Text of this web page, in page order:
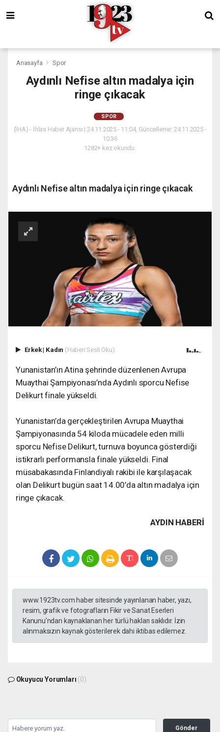
Anasayfa Spor
Aydınlı Nefise altın madalya için
ringe çıkacak
SPOR
(İHA) - İhlas Haber Ajansı | 24.11.2025 - 11:04, Güncelleme: 24.11.2025 -
10:36
1282+ kez okundu.
Aydınlı Nefise altın madalya için ringe çıkacak
Erkek| Kadın (Haberi Sesli Oku)
Yunanistan’ın Atina şehrinde düzenlenen Avrupa
Muaythai Şampiyonası’nda Aydınlı sporcu Nefise
Delikurt finale yükseldi.
Yunanistan’da gerçekleştirilen Avrupa Muaythai
Şampiyonasında 54 kiloda mücadele eden milli
sporcu Nefise Delikurt, turnuva boyunca gösterdiği
istikrarlı performansla finale yükseldi. Final
müsabakasında Finlandiyalı rakibi ile karşılaşacak
olan Delikurt bugün saat 14.00’da altın madalya için
ringe çıkacak.
AYDIN HABERİ
www.1923tv.com haber sitesinde yayınlanan haber, yazı,
resim, grafik ve fotografların Fikir ve Sanat Eserleri
Kanunu’ndan kaynaklanan her türlü hakları saklıdır. İzin
alınmaksızın kaynak gösterilerek dahi iktibas edilemez.
Okuyucu Yorumları (0)
Gönder